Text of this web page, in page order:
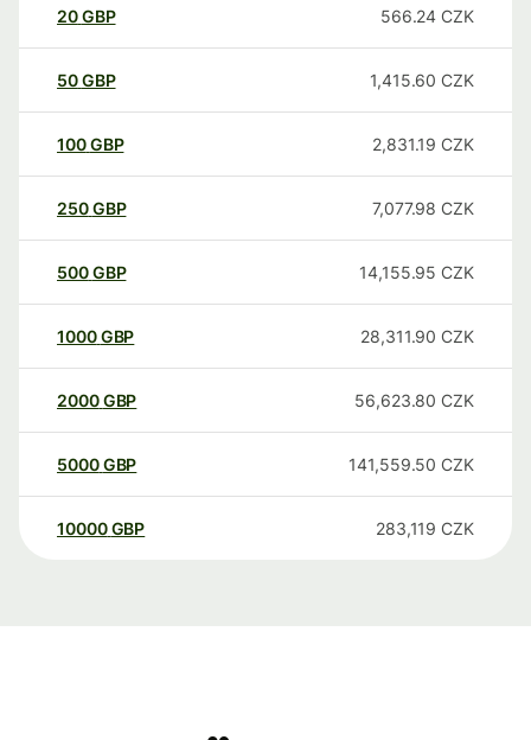
20GBP 566.24 CZK
50GBP 1,415.60 CZK
100GBP 2,831.19 CZK
250GBP 7,077.98 CZK
500GBP 14,155.95 CZK
1000GBP 28,311.90 CZK
2000GBP 56,623.80 CZK
5000GBP 141,559.50 CZK
10000 GBP 283,119 CZK